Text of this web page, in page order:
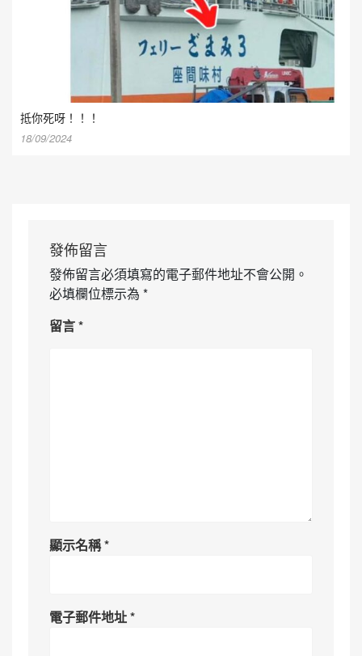
抵你死呀！！！
18/09/2024
發佈留言
發佈留言必須填寫的電子郵件地址不會公開。
必填欄位標示為 *
留言*
顯示名稱*
電子郵件地址*